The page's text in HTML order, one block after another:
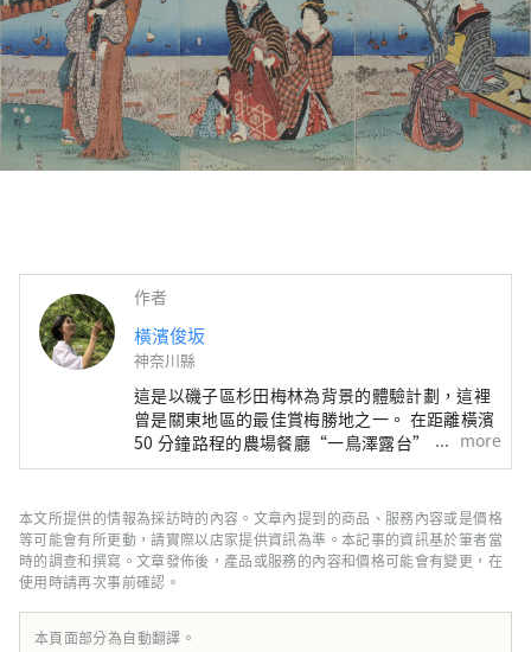
作者
橫濱俊坂
神奈川縣
這是以磯子區杉田梅林為背景的體驗計劃，這裡
曾是關東地區的最佳賞梅勝地之一。 在距離橫濱
50 分鐘路程的農場餐廳“一鳥澤露台”，您可以
體驗製作味噌的日本飲食文化、名廚烹製的素食
和天婦羅”。 在橫濱傳統文化體驗中，您將在留
有杉田梅的妙法寺打坐念經，並在場地上享受茶
道和露天茶道，然後欣賞橫濱藝伎的歌舞，並享
用使用日本木料製成的懷石料理。杉田李子。 這
次，我們專門為以下居住在日本的外國人尋找每
門課程3對，以便在橫濱舉辦體驗監視器，因此請
more
本文所提供的情報為採訪時的內容。文章內提到的商品、服務內容或是價格
等可能會有所更動，請實際以店家提供資訊為準。本記事的資訊基於筆者當
時的調查和撰寫。文章發佈後，產品或服務的內容和價格可能會有變更，在
使用時請再次事前確認。
本頁面部分為自動翻譯。